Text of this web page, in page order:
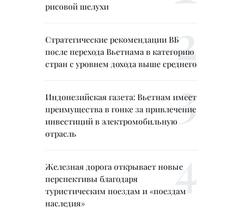
рисовой шелухи
Стратегические рекомендации ВБ
после перехода Вьетнама в категорию
стран с уровнем дохода выше среднего
Индонезийская газета: Вьетнам имеет
преимущества в гонке за привлечение
инвестиций в электромобильную
отрасль
Железная дорога открывает новые
перспективы благодаря
туристическим поездам и «поездам
наследия»